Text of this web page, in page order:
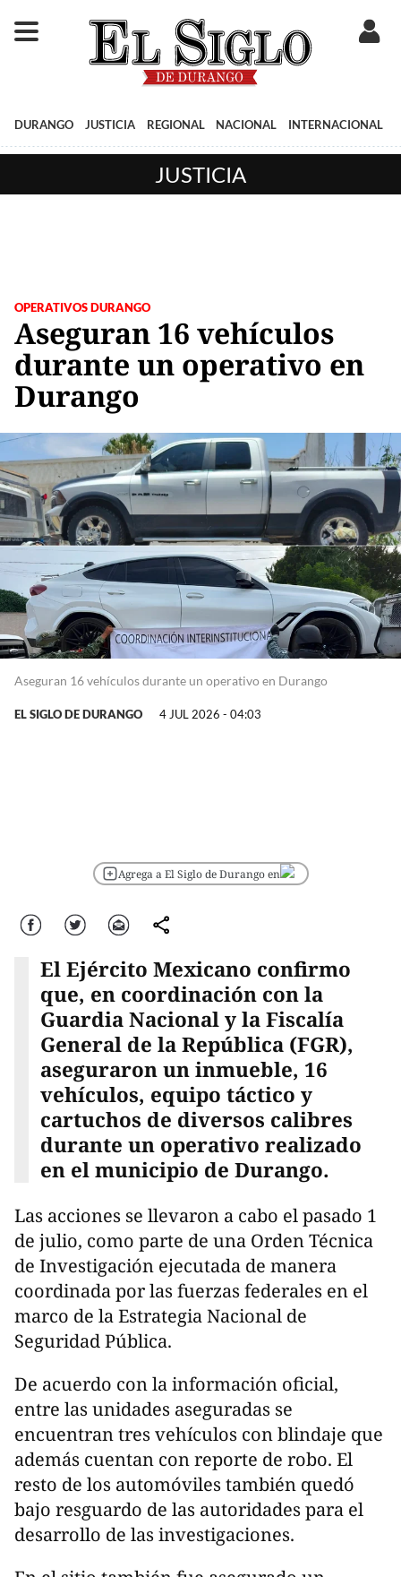
DURANGO JUSTICIA REGIONAL NACIONAL INTERNACIONAL
JUSTICIA
OPERATIVOS DURANGO
Aseguran 16 vehículos
durante un operativo en
Durango
Aseguran 16 vehículos durante un operativo en Durango
EL SIGLO DE DURANGO 4 JUL 2026 - 04:03
Agrega a El Siglo de Durango en
Facebook Twitter Correo comparte
El Ejército Mexicano confirmo
que, en coordinación con la
Guardia Nacional y la Fiscalía
General de la República (FGR),
aseguraron un inmueble, 16
vehículos, equipo táctico y
cartuchos de diversos calibres
durante un operativo realizado
en el municipio de Durango.
Las acciones se llevaron a cabo el pasado 1
de julio, como parte de una Orden Técnica
de Investigación ejecutada de manera
coordinada por las fuerzas federales en el
marco de la Estrategia Nacional de
Seguridad Pública.
De acuerdo con la información oficial,
entre las unidades aseguradas se
encuentran tres vehículos con blindaje que
además cuentan con reporte de robo. El
resto de los automóviles también quedó
bajo resguardo de las autoridades para el
desarrollo de las investigaciones.